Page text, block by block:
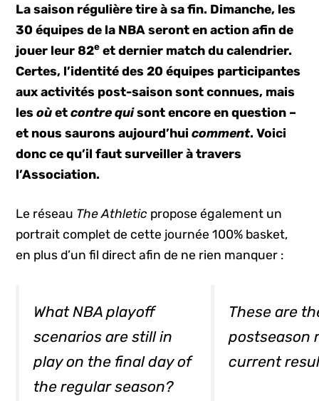
La saison régulière tire à sa fin. Dimanche, les
30 équipes de la NBA seront en action afin de
jouer leur 82e et dernier match du calendrier.
Certes, l’identité des 20 équipes participantes
aux activités post-saison sont connues, mais
lesoùetcontre quisont encore en question –
et nous saurons aujourd’huicomment. Voici
donc ce qu’il faut surveiller à travers
l’Association.
Le réseau The Athletic propose également un
portrait complet de cette journée 100% basket,
en plus d’un fil direct afin de ne rien manquer :
What NBA playoff
scenarios are still in
play on the final day of
the regular season?
These are
postseason
current